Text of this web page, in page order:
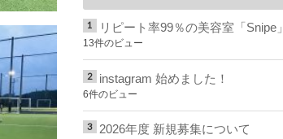
リピート率99％の美容室「Snipe」
13件のビュー
instagram 始めました！
6件のビュー
2026年度 新規募集について